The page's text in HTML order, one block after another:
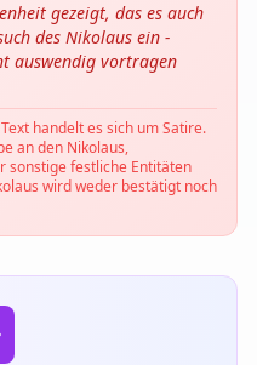
gezeigt, das es auch
des Nikolaus ein -
auswendig vortragen
handelt es sich um Satire.
an den Nikolaus,
sonstige festliche Entitäten
wird weder bestätigt noch